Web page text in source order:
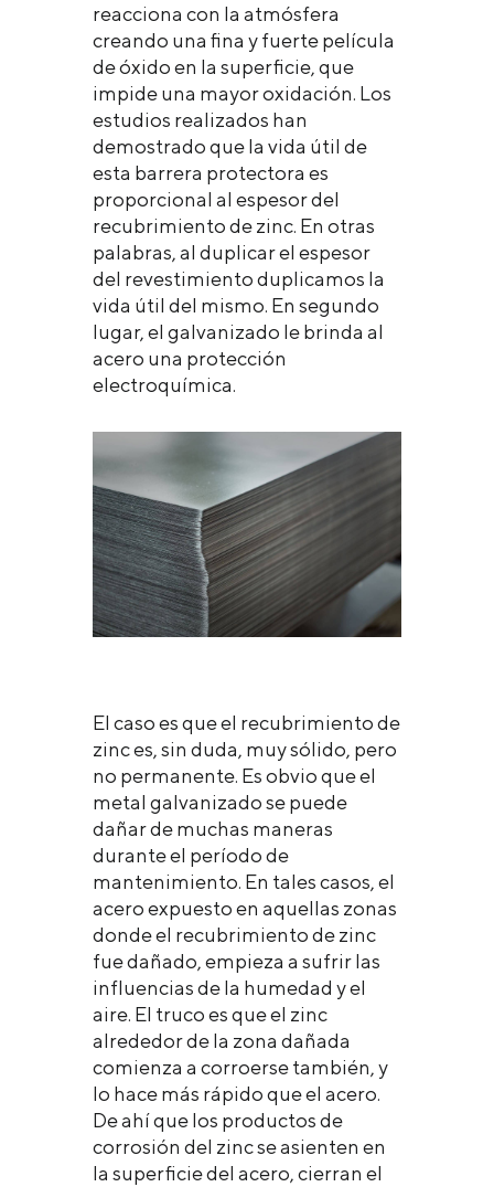
reacciona con la atmósfera
creando una fina y fuerte película
de óxido en la superficie, que
impide una mayor oxidación. Los
estudios realizados han
demostrado que la vida útil de
esta barrera protectora es
proporcional al espesor del
recubrimiento de zinc. En otras
palabras, al duplicar el espesor
del revestimiento duplicamos la
vida útil del mismo. En segundo
lugar, el galvanizado le brinda al
acero una protección
electroquímica.
El caso es que el recubrimiento de
zinc es, sin duda, muy sólido, pero
no permanente. Es obvio que el
metal galvanizado se puede
dañar de muchas maneras
durante el período de
mantenimiento. En tales casos, el
acero expuesto en aquellas zonas
donde el recubrimiento de zinc
fue dañado, empieza a sufrir las
influencias de la humedad y el
aire. El truco es que el zinc
alrededor de la zona dañada
comienza a corroerse también, y
lo hace más rápido que el acero.
De ahí que los productos de
corrosión del zinc se asienten en
la superficie del acero, cierran el